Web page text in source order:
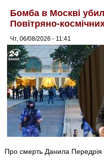
Бомба в Москві
Повітряно-
Чт, 06/08/2026 - 11:41
Про смерть Данила Передрія